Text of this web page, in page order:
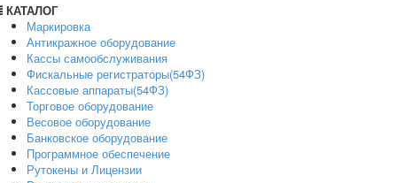
КАТАЛОГ
Маркировка
Антикражное оборудование
Кассы самообслуживания
Фискальные регистраторы(54ФЗ)
Кассовые аппараты(54ФЗ)
Торговое оборудование
Весовое оборудование
Банковское оборудование
Программное обеспечение
Рутокены и Лицензии